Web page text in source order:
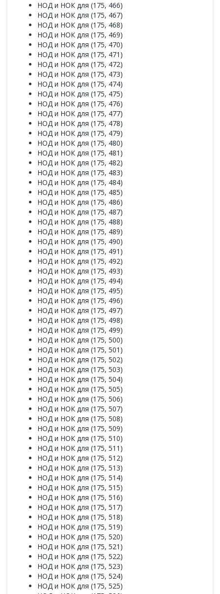
НОД и НОК для (175, 466)
НОД и НОК для (175, 467)
НОД и НОК для (175, 468)
НОД и НОК для (175, 469)
НОД и НОК для (175, 470)
НОД и НОК для (175, 471)
НОД и НОК для (175, 472)
НОД и НОК для (175, 473)
НОД и НОК для (175, 474)
НОД и НОК для (175, 475)
НОД и НОК для (175, 476)
НОД и НОК для (175, 477)
НОД и НОК для (175, 478)
НОД и НОК для (175, 479)
НОД и НОК для (175, 480)
НОД и НОК для (175, 481)
НОД и НОК для (175, 482)
НОД и НОК для (175, 483)
НОД и НОК для (175, 484)
НОД и НОК для (175, 485)
НОД и НОК для (175, 486)
НОД и НОК для (175, 487)
НОД и НОК для (175, 488)
НОД и НОК для (175, 489)
НОД и НОК для (175, 490)
НОД и НОК для (175, 491)
НОД и НОК для (175, 492)
НОД и НОК для (175, 493)
НОД и НОК для (175, 494)
НОД и НОК для (175, 495)
НОД и НОК для (175, 496)
НОД и НОК для (175, 497)
НОД и НОК для (175, 498)
НОД и НОК для (175, 499)
НОД и НОК для (175, 500)
НОД и НОК для (175, 501)
НОД и НОК для (175, 502)
НОД и НОК для (175, 503)
НОД и НОК для (175, 504)
НОД и НОК для (175, 505)
НОД и НОК для (175, 506)
НОД и НОК для (175, 507)
НОД и НОК для (175, 508)
НОД и НОК для (175, 509)
НОД и НОК для (175, 510)
НОД и НОК для (175, 511)
НОД и НОК для (175, 512)
НОД и НОК для (175, 513)
НОД и НОК для (175, 514)
НОД и НОК для (175, 515)
НОД и НОК для (175, 516)
НОД и НОК для (175, 517)
НОД и НОК для (175, 518)
НОД и НОК для (175, 519)
НОД и НОК для (175, 520)
НОД и НОК для (175, 521)
НОД и НОК для (175, 522)
НОД и НОК для (175, 523)
НОД и НОК для (175, 524)
НОД и НОК для (175, 525)